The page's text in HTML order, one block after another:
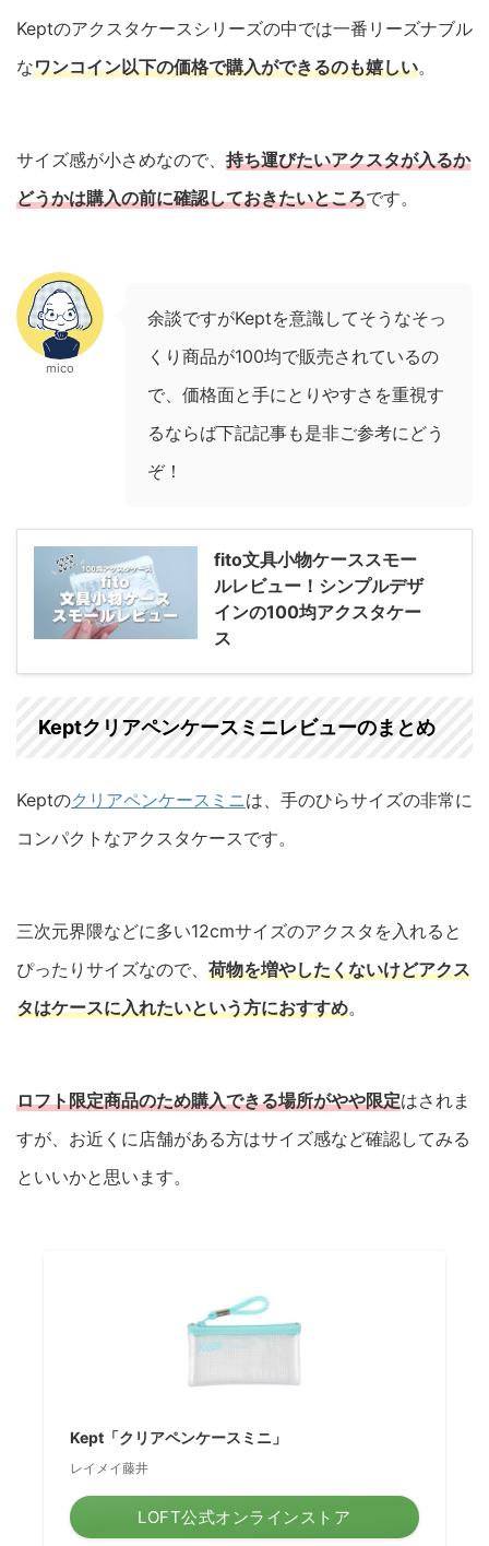
Keptのアクスタケースシリーズの中では一番リーズナブル
なワンコイン以下の価格で購入ができるのも嬉しい。
サイズ感が小さめなので、 持ち運びたいアクスタが入るか
どうかは購入の前に確認しておきたいところです。
mico
余談ですがKeptを意識してそうなそっ
くり商品が100均で販売されているの
で、価格面と手にとりやすさを重視す
るならば下記記事も是非ご参考にどう
ぞ！
fito文具小物ケーススモー
ルレビュー！シンプルデザ
インの100均アクスタケー
ス
Keptクリアペンケースミニレビューのまとめ
Keptのクリアペンケースミニは、手のひらサイズの非常に
コンパクトなアクスタケースです。
三次元界隈などに多い12cmサイズのアクスタを入れると
ぴったりサイズなので、 荷物を増やしたくないけどアクス
タはケースに入れたいという方におすすめ。
ロフト限定商品のため購入できる場所がやや限定はされま
すが、お近くに店舗がある方はサイズ感など確認してみる
といいかと思います。
Kept「クリアペンケースミニ」
レイメイ藤井
LOFT公式オンラインストア